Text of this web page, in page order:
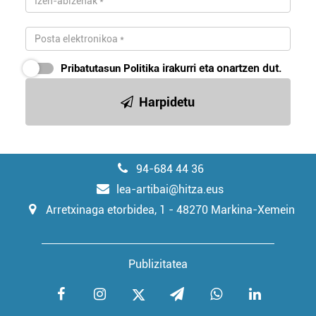
Pribatutasun Politika irakurri eta onartzen dut.
Harpidetu
94-684 44 36
lea-artibai@hitza.eus
Arretxinaga etorbidea, 1 - 48270 Markina-Xemein
Publizitatea